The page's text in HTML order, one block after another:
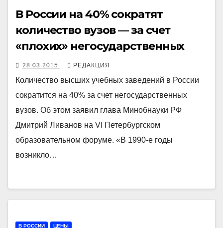
В России на 40% сократят
количество вузов — за счет
«плохих» негосударственных
28.03.2015 РЕДАКЦИЯ
Количество высших учебных заведений в России
сократится на 40% за счет негосударственных
вузов. Об этом заявил глава Минобнауки РФ
Дмитрий Ливанов на VI Петербургском
образовательном форуме. «В 1990-е годы
возникло…
В РОССИИ ЦЕНЫ